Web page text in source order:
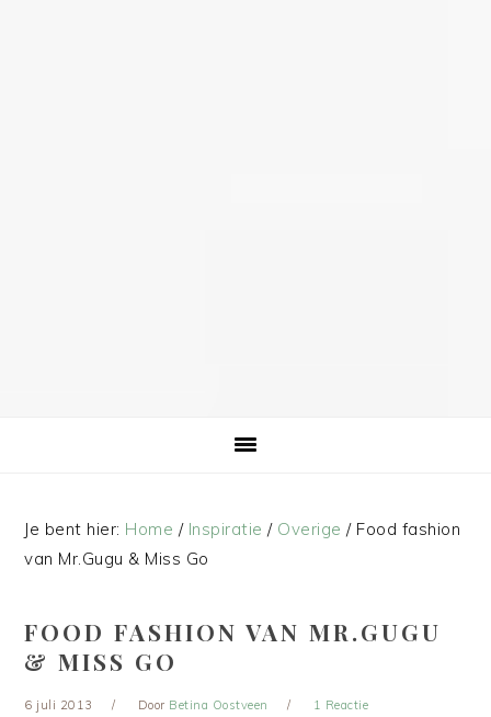
Je bent hier: Home / Inspiratie / Overige /Food fashion
van Mr.Gugu & Miss Go
FOOD FASHION VAN MR.GUGU
& MISS GO
6 juli 2013 Door Betina Oostveen 1 Reactie